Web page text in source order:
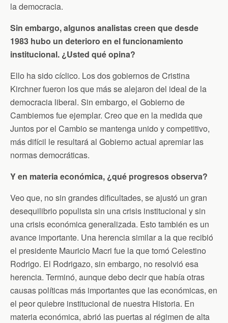
la democracia.
Sin embargo, algunos analistas creen que desde
1983 hubo un deterioro en el funcionamiento
institucional. ¿Usted qué opina?
Ello ha sido cíclico. Los dos gobiernos de Cristina
Kirchner fueron los que más se alejaron del ideal de la
democracia liberal. Sin embargo, el Gobierno de
Cambiemos fue ejemplar. Creo que en la medida que
Juntos por el Cambio se mantenga unido y competitivo,
más difícil le resultará al Gobierno actual apremiar las
normas democráticas.
Y en materia económica, ¿qué progresos observa?
Veo que, no sin grandes dificultades, se ajustó un gran
desequilibrio populista sin una crisis institucional y sin
una crisis económica generalizada. Esto también es un
avance importante. Una herencia similar a la que recibió
el presidente Mauricio Macri fue la que tomó Celestino
Rodrigo. El Rodrigazo, sin embargo, no resolvió esa
herencia. Terminó, aunque debo decir que había otras
causas políticas más importantes que las económicas, en
el peor quiebre institucional de nuestra Historia. En
materia económica, abrió las puertas al régimen de alta